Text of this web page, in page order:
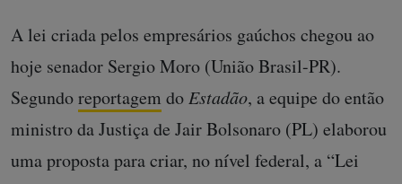
A lei criada pelos empresários gaúchos chegou ao
hoje senador Sergio Moro (União Brasil-PR).
Segundoreportagem do Estadão, a equipe do então
ministro da Justiça de Jair Bolsonaro (PL) elaborou
uma proposta para criar, no nível federal, a “Lei